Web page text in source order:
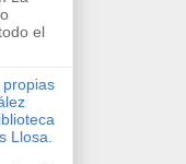
el
Llosa.